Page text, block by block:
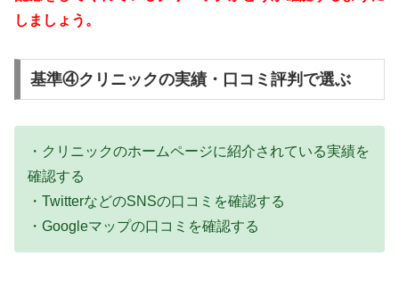
しましょう。
基準④クリニックの実績・口コミ評判で選ぶ
・クリニックのホームページに紹介されている実績を
確認する
・TwitterなどのSNSの口コミを確認する
・Googleマップの口コミを確認する